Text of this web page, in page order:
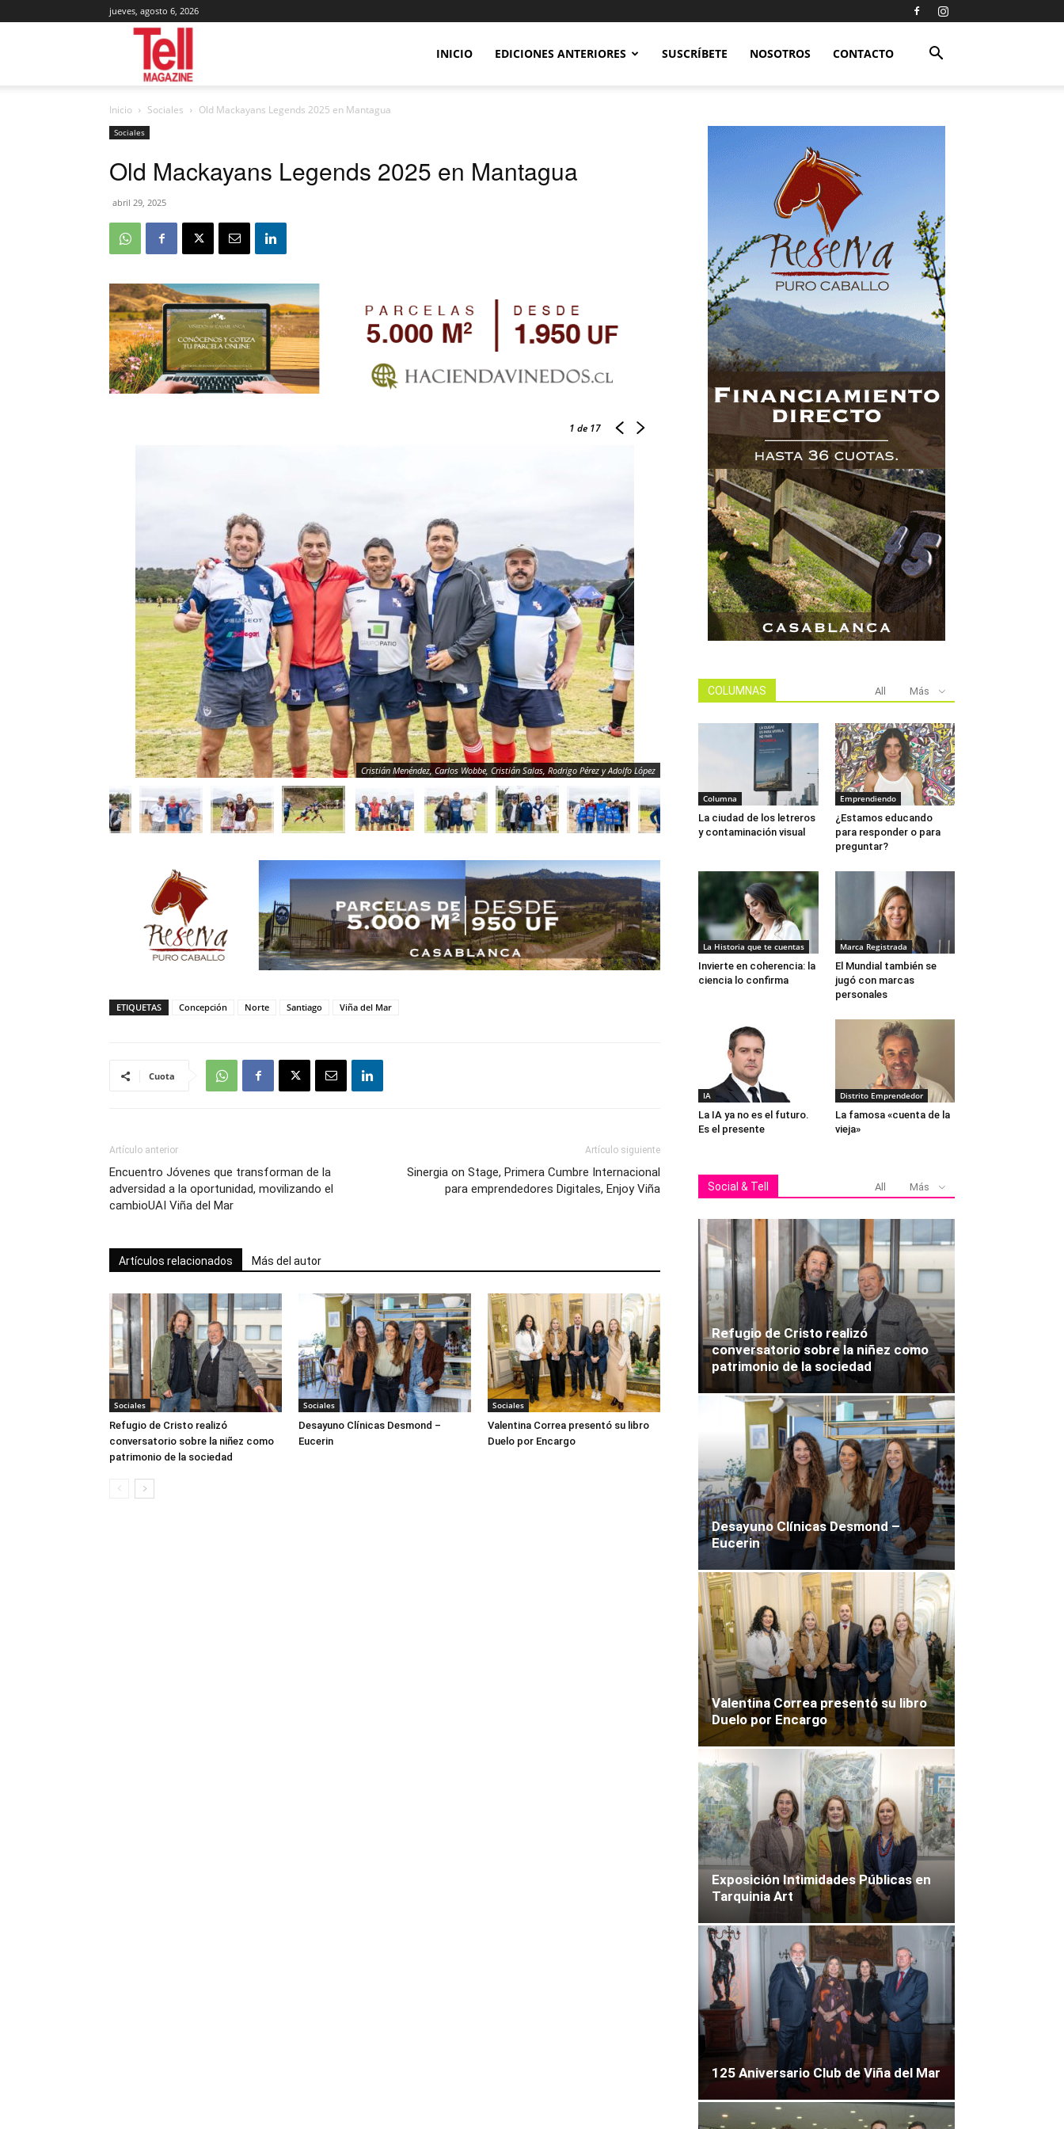
jueves, agosto 6, 2026
Magazine
INICIO EDICIONES ANTERIORES SUSCRÍBETE NOSOTROS CONTACTO
Inicio Sociales Old Mackayans Legends 2025 en Mantagua
Sociales
Old Mackayans Legends 2025 en Mantagua
abril 29, 2025
1 de 17
Cristián Menéndez, Carlos Wobbe, Cristián Salas, Rodrigo Pérez y Adolfo López
ETIQUETAS Concepción Norte Santiago Viña del Mar
Cuota
Artículo anterior
Encuentro Jóvenes que transforman de la
adversidad a la oportunidad, movilizando el
cambioUAI Viña del Mar
Artículo siguiente
Sinergia on Stage, Primera Cumbre Internacional
para emprendedores Digitales, Enjoy Viña
Artículos relacionados Más del autor
Sociales
Refugio de Cristo realizó
conversatorio sobre la niñez como
patrimonio de la sociedad
Sociales
Desayuno Clínicas Desmond –
Eucerin
Sociales
Valentina Correa presentó su libro
Duelo por Encargo
COLUMNAS All Más
Columna
La ciudad de los letreros
y contaminación visual
Emprendiendo
¿Estamos educando
para responder o para
preguntar?
La Historia que te cuentas
Invierte en coherencia: la
ciencia lo confirma
Marca Registrada
El Mundial también se
jugó con marcas
personales
IA
La IA ya no es el futuro.
Es el presente
Distrito Emprendedor
La famosa «cuenta de la
vieja»
Social & Tell All Más
Refugio de Cristo realizó
conversatorio sobre la niñez como
patrimonio de la sociedad
Desayuno Clínicas Desmond –
Eucerin
Valentina Correa presentó su libro
Duelo por Encargo
Exposición Intimidades Públicas en
Tarquinia Art
125 Aniversario Club de Viña del Mar